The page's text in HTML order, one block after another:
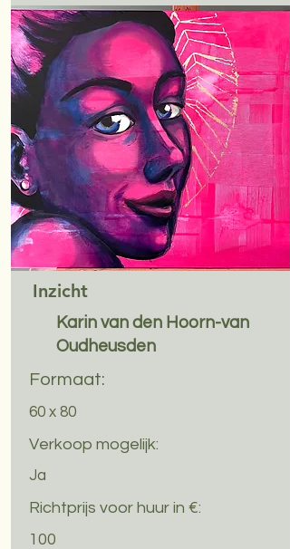
Inzicht
Karin van den Hoorn-van
Oudheusden
Formaat:
60 x 80
Verkoop mogelijk:
Ja
Richtprijs voor huur in €:
100